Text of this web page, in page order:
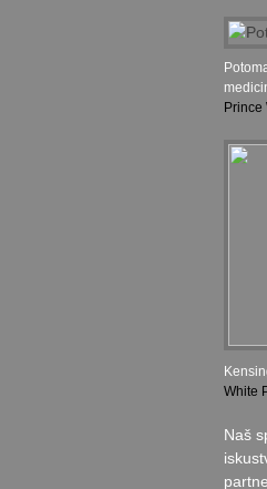
Prince
White
Naš